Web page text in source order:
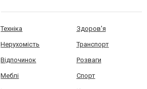
Техніка Здоров'я
Нерухомість Транспорт
Відпочинок Розваги
Меблі Спорт